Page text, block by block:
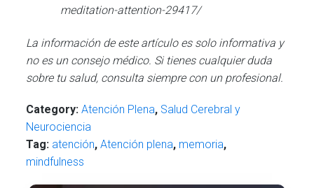
meditation-attention-29417/
La información de este artículo es solo informativa y
no es un consejo médico. Si tienes cualquier duda
sobre tu salud, consulta siempre con un profesional.
Category: Atención Plena, Salud Cerebral y
Neurociencia
Tag: atención,Atención plena, memoria,
mindfulness